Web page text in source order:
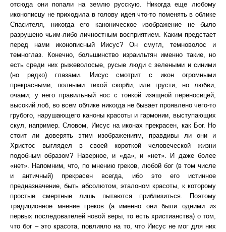
отсюда они попали на землю русскую. Никогда еще любому
иконописцу не приходила в голову идея что-то поменять в облике
Спасителя, никогда его каноническое изображение не было
разрушено чьим-либо личностным восприятием. Каким предстает
перед нами иконописный Иисус? Он смугл, темноволос и
темноглаз. Конечно, большинство израильтян именно такие, но
есть среди них рыжеволосые, русые люди с зелеными и синими
(но редко) глазами. Иисус смотрит с икон огромными
прекрасными, полными тихой скорби, или грусти, но любви,
очами; у него правильный нос с тонкой изящной переносицей,
высокий лоб, во всем облике никогда не бывает проявлено чего-то
грубого, нарушающего каноны красоты и гармонии, выступающих
скул, например. Словом, Иисус на иконах прекрасен, как Бог. Но
стоит ли доверять этим изображениям, правдивы ли они и
Христос выглядел в своей короткой человеческой жизни
подобным образом? Наверное, и «да», и «нет». И даже более
«нет». Напомним, что, по мнению греков, любой бог (в том числе
и античный) прекрасен всегда, ибо это его истинное
предназначение, быть абсолютом, эталоном красоты, к которому
простые смертные лишь пытаются приблизиться. Поэтому
традиционное мнение греков (а именно они были одними из
первых последователей новой веры, то есть христианства) о том,
что бог – это красота, повлияло на то, что Иисус не мог для них